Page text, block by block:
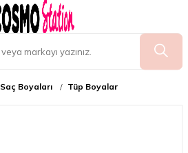
Saç Boyaları Tüp Boyalar